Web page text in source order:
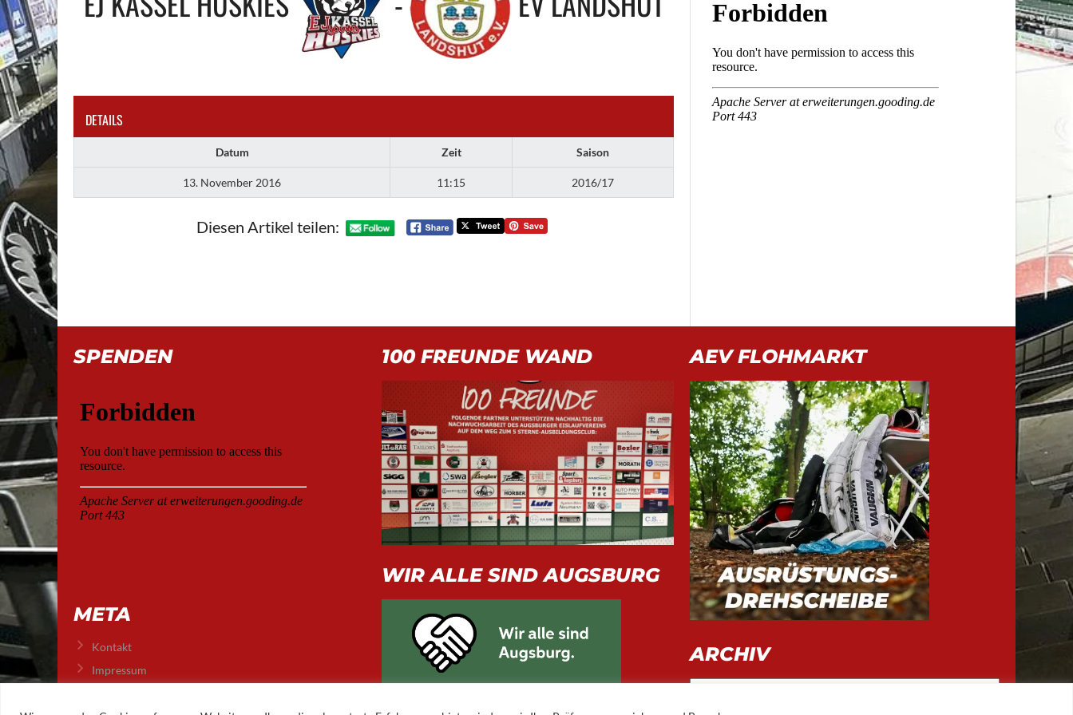
DETAILS
Datum Zeit Saison
13. November 2016 11:15 2016/17
Diesen Artikel teilen:
SPENDEN
META
Kontakt
Impressum
100 FREUNDE WAND
WIR ALLE SIND AUGSBURG
AEV FLOHMARKT
ARCHIV
Archiv